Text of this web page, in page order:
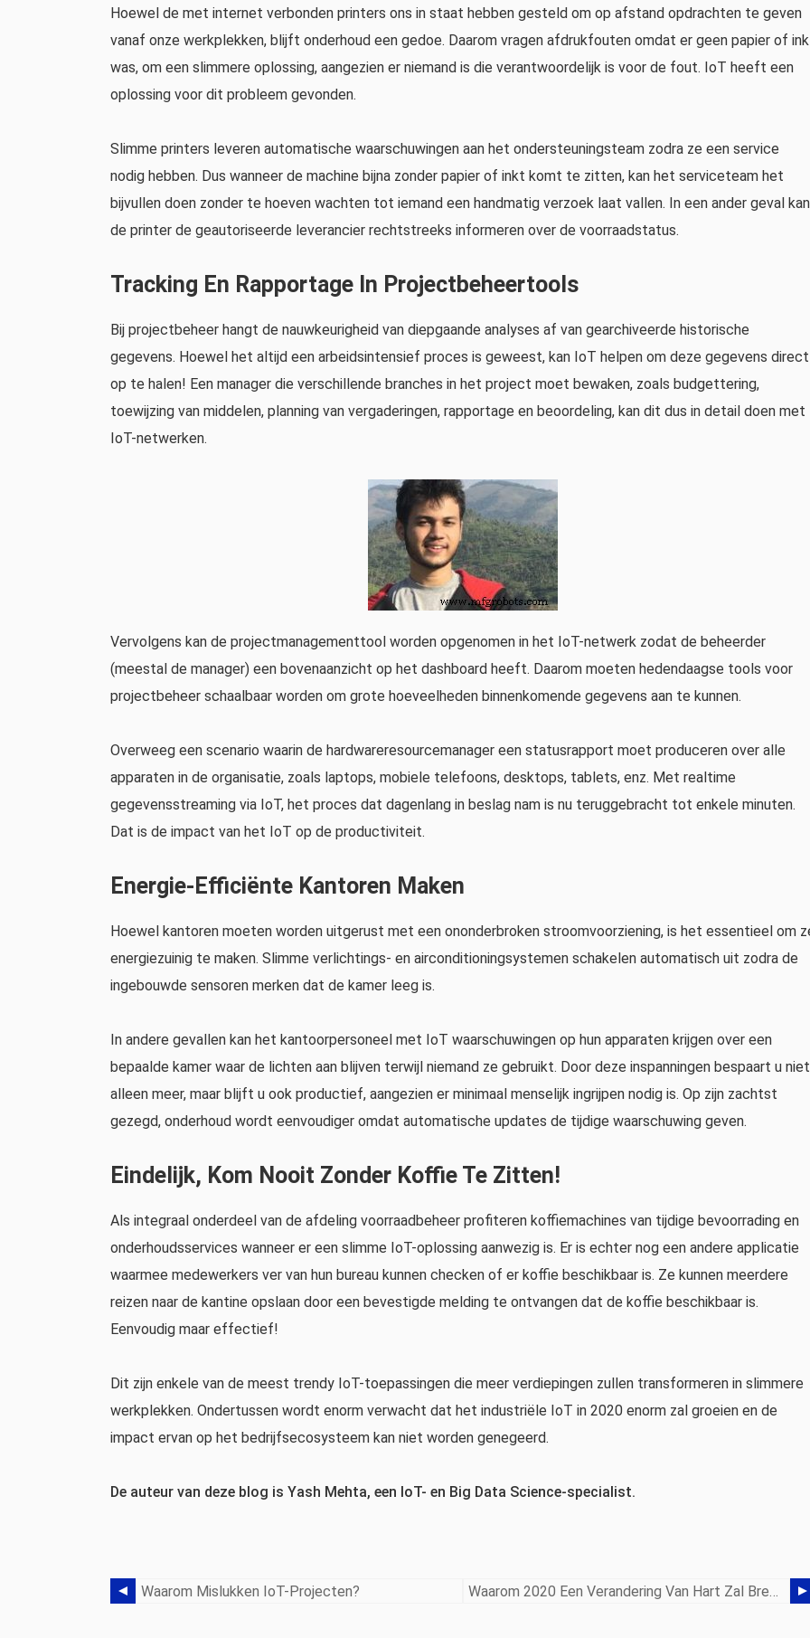
Hoewel de met internet verbonden printers ons in staat hebben gesteld om op afstand opdrachten te geven
vanaf onze werkplekken, blijft onderhoud een gedoe. Daarom vragen afdrukfouten omdat er geen papier of
was, om een ​​slimmere oplossing, aangezien er niemand is die verantwoordelijk is voor de fout. IoT heeft een
oplossing voor dit probleem gevonden.
Slimme printers leveren automatische waarschuwingen aan het ondersteuningsteam zodra ze een service
nodig hebben. Dus wanneer de machine bijna zonder papier of inkt komt te zitten, kan het serviceteam het
bijvullen doen zonder te hoeven wachten tot iemand een handmatig verzoek laat vallen. In een ander geval kan
de printer de geautoriseerde leverancier rechtstreeks informeren over de voorraadstatus.
Tracking En Rapportage In Projectbeheertools
Bij projectbeheer hangt de nauwkeurigheid van diepgaande analyses af van gearchiveerde historische
gegevens. Hoewel het altijd een arbeidsintensief proces is geweest, kan IoT helpen om deze gegevens direct
op te halen! Een manager die verschillende branches in het project moet bewaken, zoals budgettering,
toewijzing van middelen, planning van vergaderingen, rapportage en beoordeling, kan dit dus in detail doen met
IoT-netwerken.
Vervolgens kan de projectmanagementtool worden opgenomen in het IoT-netwerk zodat de beheerder
(meestal de manager) een bovenaanzicht op het dashboard heeft. Daarom moeten hedendaagse tools voor
projectbeheer schaalbaar worden om grote hoeveelheden binnenkomende gegevens aan te kunnen.
Overweeg een scenario waarin de hardwareresourcemanager een statusrapport moet produceren over alle
apparaten in de organisatie, zoals laptops, mobiele telefoons, desktops, tablets, enz. Met realtime
gegevensstreaming via IoT, het proces dat dagenlang in beslag nam is nu teruggebracht tot enkele minuten.
Dat is de impact van het IoT op de productiviteit.
Energie-Efficiënte Kantoren Maken
Hoewel kantoren moeten worden uitgerust met een ononderbroken stroomvoorziening, is het essentieel om
energiezuinig te maken. Slimme verlichtings- en airconditioningsystemen schakelen automatisch uit zodra de
ingebouwde sensoren merken dat de kamer leeg is.
In andere gevallen kan het kantoorpersoneel met IoT waarschuwingen op hun apparaten krijgen over een
bepaalde kamer waar de lichten aan blijven terwijl niemand ze gebruikt. Door deze inspanningen bespaart u niet
alleen meer, maar blijft u ook productief, aangezien er minimaal menselijk ingrijpen nodig is. Op zijn zachtst
gezegd, onderhoud wordt eenvoudiger omdat automatische updates de tijdige waarschuwing geven.
Eindelijk, Kom Nooit Zonder Koffie Te Zitten!
Als integraal onderdeel van de afdeling voorraadbeheer profiteren koffiemachines van tijdige bevoorrading en
onderhoudsservices wanneer er een slimme IoT-oplossing aanwezig is. Er is echter nog een andere applicatie
waarmee medewerkers ver van hun bureau kunnen checken of er koffie beschikbaar is. Ze kunnen meerdere
reizen naar de kantine opslaan door een bevestigde melding te ontvangen dat de koffie beschikbaar is.
Eenvoudig maar effectief!
Dit zijn enkele van de meest trendy IoT-toepassingen die meer verdiepingen zullen transformeren in slimmere
werkplekken. Ondertussen wordt enorm verwacht dat het industriële IoT in 2020 enorm zal groeien en de
impact ervan op het bedrijfsecosysteem kan niet worden genegeerd.
De auteur van deze blog is Yash Mehta, een IoT- en Big Data Science-specialist.
Waarom Mislukken IoT-Projecten? Waarom 2020 Een Verandering Van Hart Zal Brengen Rond ESIM